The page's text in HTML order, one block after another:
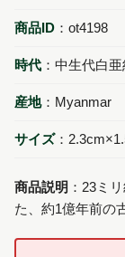
商品ID ：ot4198
時代 ：中生代白
産地：Myanmar
サイズ：
商品説明 ：23ミ
た、約1億年前の